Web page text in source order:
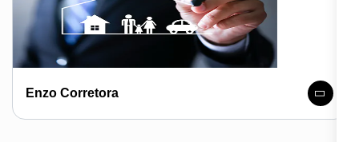
Enzo Corretora